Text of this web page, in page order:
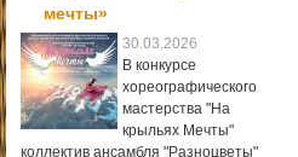
мечты»
30.03.2026
В конкурсе
хореографического
мастерства "На
крыльях Мечты"
коллектив ансамбля "Разноцветы"